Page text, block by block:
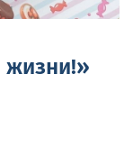
жизни!»